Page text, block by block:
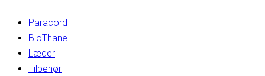
Paracord
BioThane
Læder
Tilbehør